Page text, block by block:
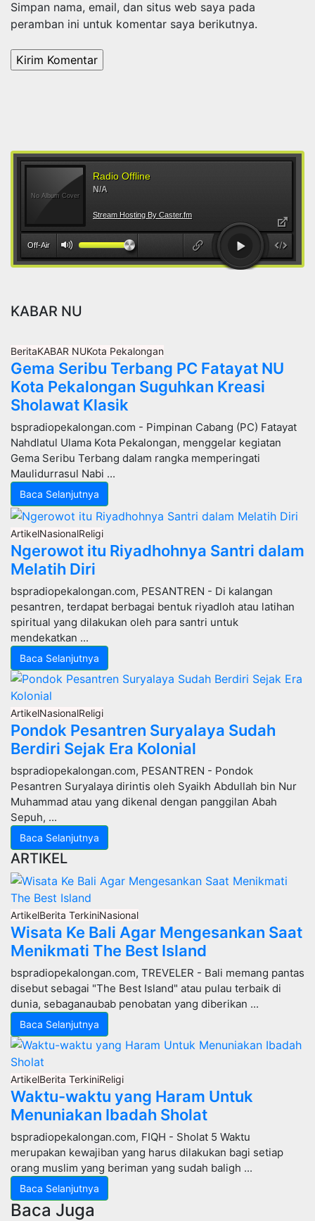
Simpan nama, email, dan situs web saya pada
peramban ini untuk komentar saya berikutnya.
KABAR NU
BeritaKABAR NUKota Pekalongan
Gema Seribu Terbang PC Fatayat NU
Kota Pekalongan Suguhkan Kreasi
Sholawat Klasik
bspradiopekalongan.com - Pimpinan Cabang (PC) Fatayat
Nahdlatul Ulama Kota Pekalongan, menggelar kegiatan
Gema Seribu Terbang dalam rangka memperingati
Maulidurrasul Nabi ...
Baca Selanjutnya
ArtikelNasionalReligi
Ngerowot itu Riyadhohnya Santri dalam
Melatih Diri
bspradiopekalongan.com, PESANTREN - Di kalangan
pesantren, terdapat berbagai bentuk riyadloh atau latihan
spiritual yang dilakukan oleh para santri untuk
mendekatkan ...
Baca Selanjutnya
ArtikelNasionalReligi
Pondok Pesantren Suryalaya Sudah
Berdiri Sejak Era Kolonial
bspradiopekalongan.com, PESANTREN - Pondok
Pesantren Suryalaya dirintis oleh Syaikh Abdullah bin Nur
Muhammad atau yang dikenal dengan panggilan Abah
Sepuh, ...
Baca Selanjutnya
ARTIKEL
ArtikelBerita TerkiniNasional
Wisata Ke Bali Agar Mengesankan Saat
Menikmati The Best Island
bspradiopekalongan.com, TREVELER - Bali memang pantas
disebut sebagai "The Best Island" atau pulau terbaik di
dunia, sebaganaubab penobatan yang diberikan ...
Baca Selanjutnya
ArtikelBerita TerkiniReligi
Waktu-waktu yang Haram Untuk
Menuniakan Ibadah Sholat
bspradiopekalongan.com, FIQH - Sholat 5 Waktu
merupakan kewajiban yang harus dilakukan bagi setiap
orang muslim yang beriman yang sudah baligh ...
Baca Selanjutnya
Baca Juga